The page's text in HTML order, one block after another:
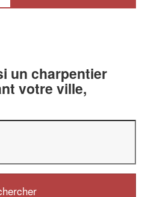
un charpentier
votre ville,